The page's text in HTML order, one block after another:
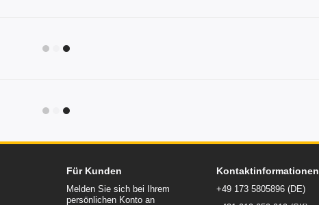
Für Kunden
Melden Sie sich bei Ihrem
persönlichen Konto an
Kontaktinformationen
+49 173 5805896 (DE)